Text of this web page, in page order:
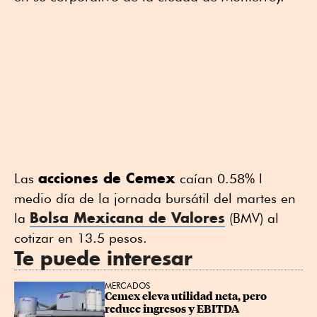
Las acciones de Cemex caían 0.58% l
medio día de la jornada bursátil del martes en
la Bolsa Mexicana de Valores (BMV) al
cotizar en 13.5 pesos.
Te puede interesar
MERCADOS
Cemex eleva utilidad neta, pero
reduce ingresos y EBITDA